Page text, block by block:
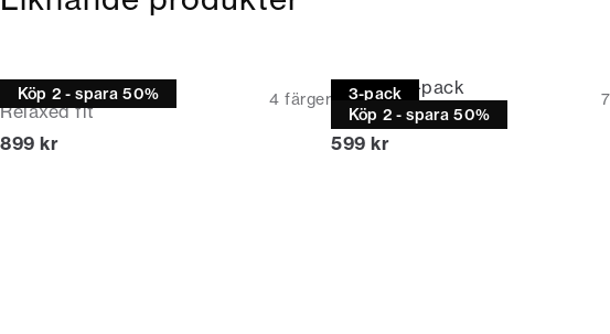
Köp 2 - spara 50%
Sweatshirt
Relaxed fit
4 färger
Nuvarande pris
899 kr
3-pack
Köp 2 - spara 50%
T-shirt | 3-pack
Relaxed fit
7
Nuvarande pris
599 kr